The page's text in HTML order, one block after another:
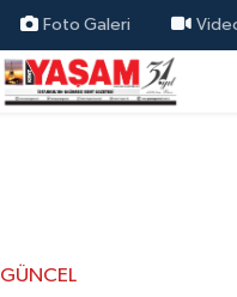
Foto Galeri
GÜNCEL